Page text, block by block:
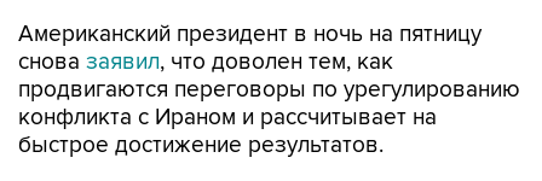
Американский президент в ночь на пятницу
снова заявил, что доволен тем, как
продвигаются переговоры по урегулированию
конфликта с Ираном и рассчитывает на
быстрое достижение результатов.